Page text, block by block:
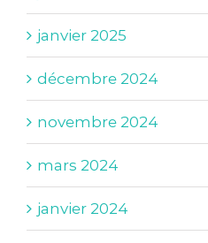
janvier 2025
décembre 2024
novembre 2024
mars 2024
janvier 2024